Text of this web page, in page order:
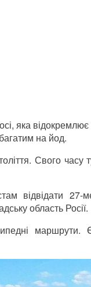
яка
на йод.
Свого
відвідати
область Росії.
маршрути.